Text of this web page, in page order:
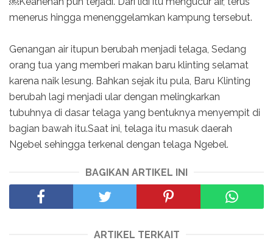
menerus hingga menenggelamkan kampung tersebut.
Genangan air itupun berubah menjadi telaga, Sedang
orang tua yang memberi makan baru klinting selamat
karena naik lesung. Bahkan sejak itu pula, Baru Klinting
berubah lagi menjadi ular dengan melingkarkan
tubuhnya di dasar telaga yang bentuknya menyempit di
bagian bawah itu.Saat ini, telaga itu masuk daerah
Ngebel sehingga terkenal dengan telaga Ngebel.
BAGIKAN ARTIKEL INI
ARTIKEL TERKAIT